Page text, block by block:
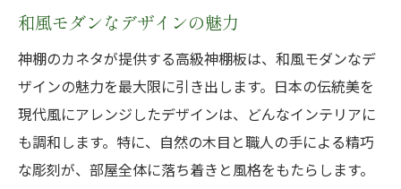
和風モダンなデザインの魅力
神棚のカネタが提供する高級神棚板は、和風モダンなデ
ザインの魅力を最大限に引き出します。日本の伝統美を
現代風にアレンジしたデザインは、どんなインテリアに
も調和します。特に、自然の木目と職人の手による精巧
な彫刻が、部屋全体に落ち着きと風格をもたらします。